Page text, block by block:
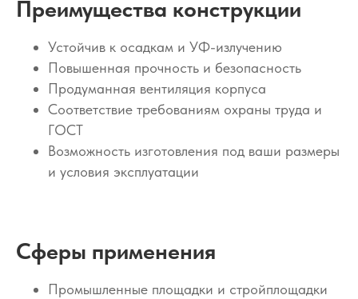
Преимущества конструкции
Устойчив к осадкам и УФ-излучению
Повышенная прочность и безопасность
Продуманная вентиляция корпуса
Соответствие требованиям охраны труда и
ГОСТ
Возможность изготовления под ваши размеры
и условия эксплуатации
Сферы применения
Промышленные площадки и стройплощадки